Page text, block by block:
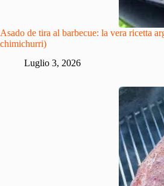
Asado de tira al barbecue: la vera ricetta
chimichurri)
Luglio 3, 2026